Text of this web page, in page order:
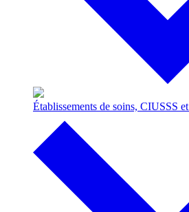
Établissements de soins, CIUSSS